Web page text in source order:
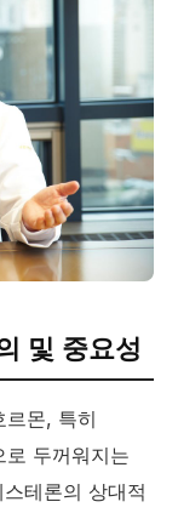
및 중요성
르몬, 특히
두꺼워지는
테론의 상대적